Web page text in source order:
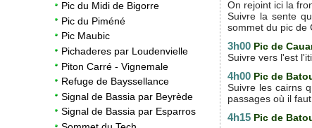
Pic du Midi de Bigorre
Pic du Piméné
Pic Maubic
Pichaderes par Loudenvielle
Piton Carré - Vignemale
Refuge de Bayssellance
Signal de Bassia par Beyrède
Signal de Bassia par Esparros
On rejoint ici la
Suivre la sente
sommet du pic de
3h00 Pic de
Suivre vers l'est
4h00 Pic de
Suivre les cairns
passages où il
4h15 Pic de